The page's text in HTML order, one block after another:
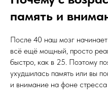
память и
После 40 наш мозг
всё ещё мощный, просто
быстро, как в 25. Поэтому
ухудшилась память или вы
и внимание на фоне